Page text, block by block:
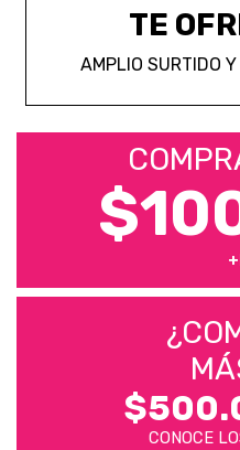
TE
AMPLIO SURTIDO
CONOCE